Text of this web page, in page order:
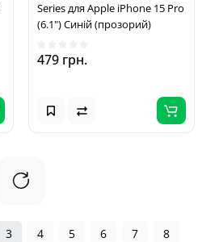
Series для Apple iPhone 15 Pro
(6.1") Синій (прозорий)
479 грн.
3 4 5 6 7
8